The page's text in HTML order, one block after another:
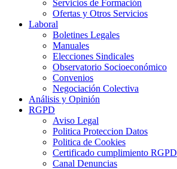
Servicios de Formación
Ofertas y Otros Servicios
Laboral
Boletines Legales
Manuales
Elecciones Sindicales
Observatorio Socioeconómico
Convenios
Negociación Colectiva
Análisis y Opinión
RGPD
Aviso Legal
Politica Proteccion Datos
Politica de Cookies
Certificado cumplimiento RGPD
Canal Denuncias